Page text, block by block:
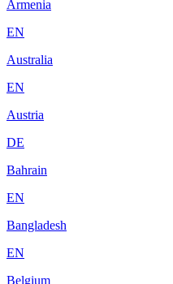
Armenia
EN
Australia
EN
Austria
DE
Bahrain
EN
Bangladesh
EN
Belgium